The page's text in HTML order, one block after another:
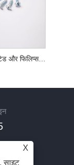
पैन हेड स्लॉटेड और फिलिप्स सेल्फ टैपिंग स्क्रू
X
साइट